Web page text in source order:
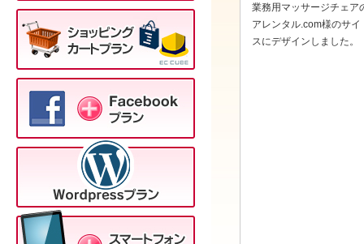
業務用マッサージチェア
アレンタル.com様のサ
スにデザインしました。